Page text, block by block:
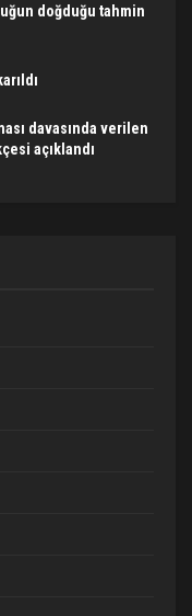
doğduğu tahmin
davasında verilen
açıklandı